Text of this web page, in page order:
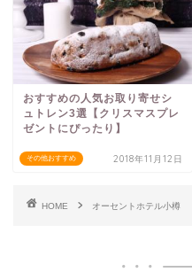
その他おすすめ
おすすめの人気お取り寄せシ
ュトレン3選【クリスマスプレ
ゼントにぴったり】
2018年11月12日
HOME オーセントホテル小樽